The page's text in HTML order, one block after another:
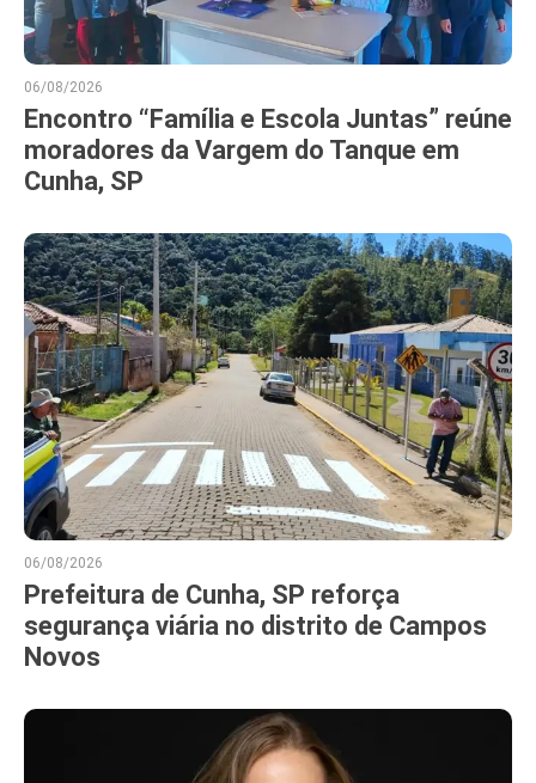
06/08/2026
Encontro “Família e Escola Juntas” reúne
moradores da Vargem do Tanque em
Cunha, SP
06/08/2026
Prefeitura de Cunha, SP reforça
segurança viária no distrito de Campos
Novos